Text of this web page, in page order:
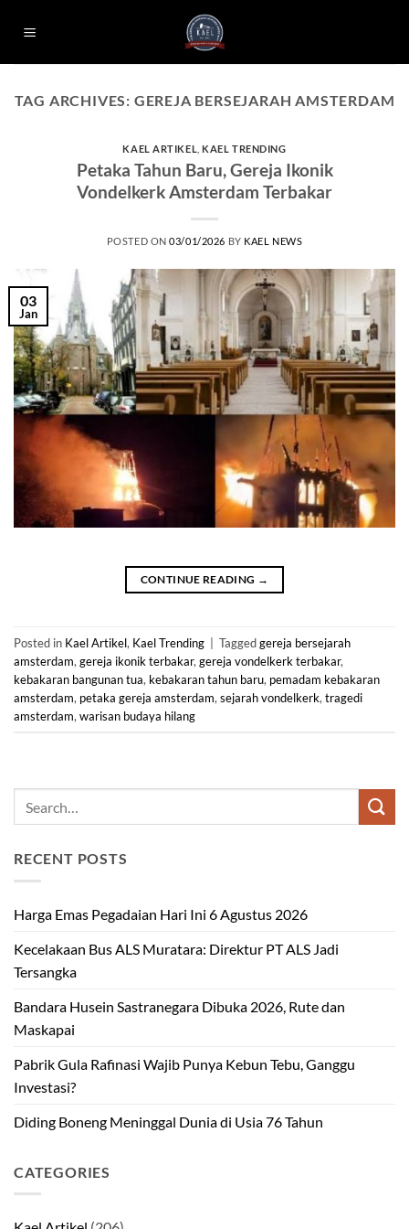
TAG ARCHIVES: GEREJA BERSEJARAH AMSTERDAM
KAEL ARTIKEL ,KAEL TRENDING
Petaka Tahun Baru, Gereja Ikonik
Vondelkerk Amsterdam Terbakar
POSTED ON03/01/2026 BY KAEL NEWS
03
Jan
CONTINUE READING →
Posted in Kael Artikel, Kael Trending | Taggedgereja bersejarah
amsterdam, gereja ikonik terbakar, gereja vondelkerk terbakar,
kebakaran bangunan tua, kebakaran tahun baru, pemadam kebakaran
amsterdam, petaka gereja amsterdam, sejarah vondelkerk, tragedi
amsterdam, warisan budaya hilang
RECENT POSTS
Harga Emas Pegadaian Hari Ini 6 Agustus 2026
Kecelakaan Bus ALS Muratara: Direktur PT ALS Jadi
Tersangka
Bandara Husein Sastranegara Dibuka 2026, Rute dan
Maskapai
Pabrik Gula Rafinasi Wajib Punya Kebun Tebu, Ganggu
Investasi?
Diding Boneng Meninggal Dunia di Usia 76 Tahun
CATEGORIES